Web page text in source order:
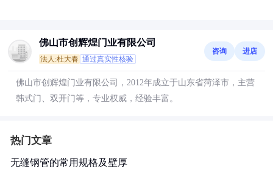
佛山市创辉煌门业有限公司
法人:杜大春 通过真实性核验
咨询 进店
佛山市创辉煌门业有限公司，2012年成立于山东省菏泽市，主营
韩式门、双开门等，专业权威，经验丰富。
热门文章
无缝钢管的常用规格及壁厚